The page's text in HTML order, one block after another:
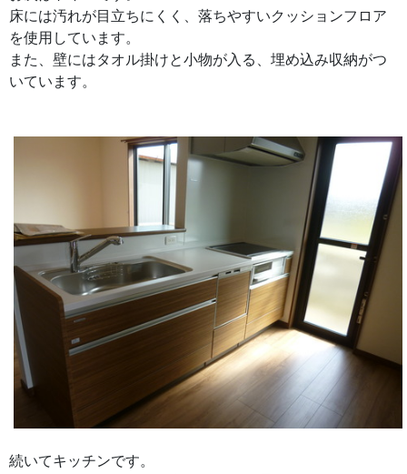
床には汚れが目立ちにくく、落ちやすいクッションフロア
を使用しています。
また、壁にはタオル掛けと小物が入る、埋め込み収納がつ
いています。
続いてキッチンです。